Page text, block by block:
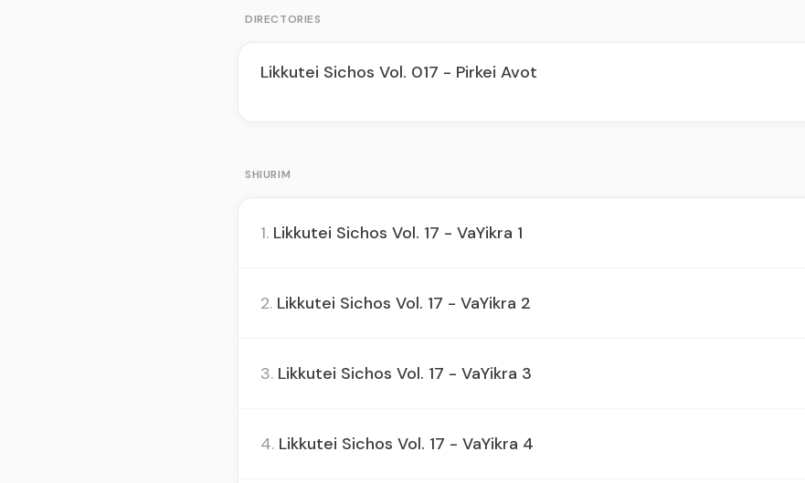
DIRECTORIES
Likkutei Sichos Vol. 017 - Pirkei Avot
SHIURIM
1. Likkutei Sichos Vol. 17 - VaYikra 1
2. Likkutei Sichos Vol. 17 - VaYikra 2
3. Likkutei Sichos Vol. 17 - VaYikra 3
4. Likkutei Sichos Vol. 17 - VaYikra 4